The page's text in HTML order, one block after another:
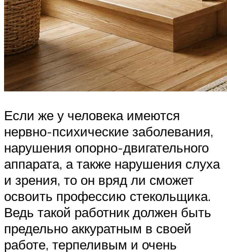
Если же у человека имеются
нервно-психические заболевания,
нарушения опорно-двигательного
аппарата, а также нарушения слуха
и зрения, то он вряд ли сможет
освоить профессию стекольщика.
Ведь такой работник должен быть
предельно аккуратным в своей
работе, терпеливым и очень